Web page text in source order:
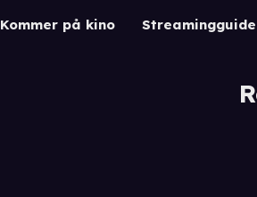
Kommer på kino Streamingguide